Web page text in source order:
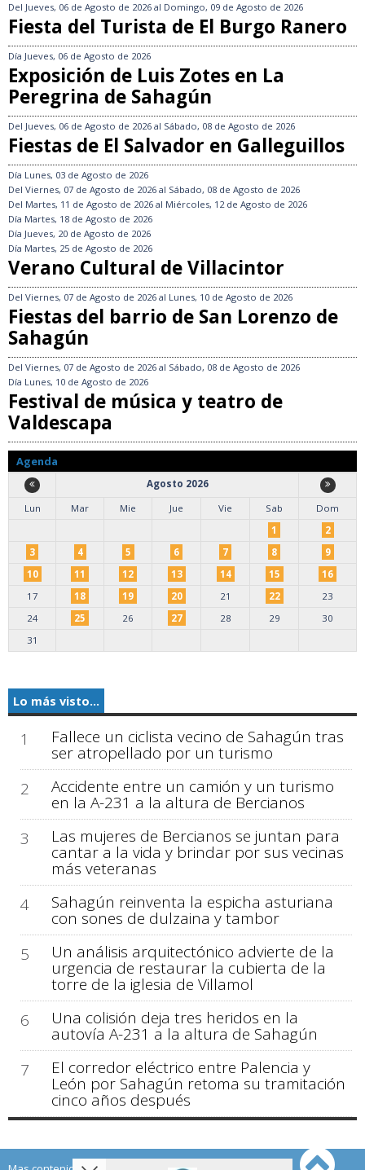
Del Jueves, 06 de Agosto de 2026 al Domingo, 09 de Agosto de 2026
Fiesta del Turista de El Burgo Ranero
Día Jueves, 06 de Agosto de 2026
Exposición de Luis Zotes en La
Peregrina de Sahagún
Del Jueves, 06 de Agosto de 2026 al Sábado, 08 de Agosto de 2026
Fiestas de El Salvador en Galleguillos
Día Lunes, 03 de Agosto de 2026
Del Viernes, 07 de Agosto de 2026 al Sábado, 08 de Agosto de 2026
Del Martes, 11 de Agosto de 2026 al Miércoles, 12 de Agosto de 2026
Día Martes, 18 de Agosto de 2026
Día Jueves, 20 de Agosto de 2026
Día Martes, 25 de Agosto de 2026
Verano Cultural de Villacintor
Del Viernes, 07 de Agosto de 2026 al Lunes, 10 de Agosto de 2026
Fiestas del barrio de San Lorenzo de
Sahagún
Del Viernes, 07 de Agosto de 2026 al Sábado, 08 de Agosto de 2026
Día Lunes, 10 de Agosto de 2026
Festival de música y teatro de
Valdescapa
Agenda
Agosto 2026
Lun
Mar Mie Jue Vie Sab
Dom
1
2
3
4 5 6 7 8
9
10
11 12 13 14 15
16
17
18 19 20 21 22
23
24
25 26 27 28 29
30
31
Lo más visto...
1 Fallece un ciclista vecino de Sahagún tras
ser atropellado por un turismo
2
Accidente entre un camión y un turismo
en la A-231 a la altura de Bercianos
3
Las mujeres de Bercianos se juntan para
cantar a la vida y brindar por sus vecinas
más veteranas
4
Sahagún reinventa la espicha asturiana
con sones de dulzaina y tambor
5
Un análisis arquitectónico advierte de la
urgencia de restaurar la cubierta de la
torre de la iglesia de Villamol
6
Una colisión deja tres heridos en la
autovía A-231 a la altura de Sahagún
7
El corredor eléctrico entre Palencia y
León por Sahagún retoma su tramitación
cinco años después